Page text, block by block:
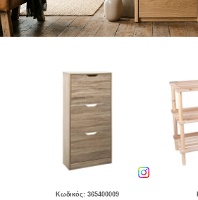
Κωδικός: 365400009